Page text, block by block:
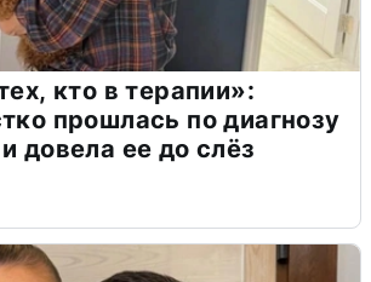
кто в терапии»:
прошлась по диагнозу
довела ее до слёз